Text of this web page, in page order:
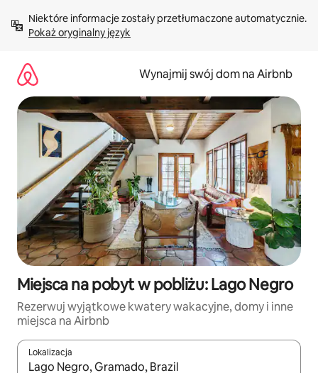
treści Pokaż oryginalny język
Wynajmij swój dom na Airbnb
Miejsca na pobyt w pobliżu: Lago Negro
Rezerwuj wyjątkowe kwatery wakacyjne, domy i inne
miejsca na Airbnb
Lokalizacja
Gdy wyniki będą dostępne, możesz poruszać się po nich za